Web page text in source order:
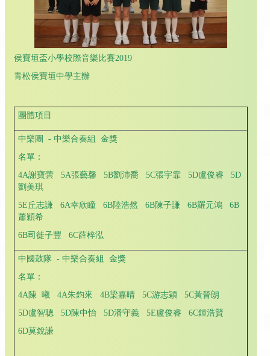
侯寶垣盃小學校際音樂比賽2019
青松侯寶垣中學主辦
團體項目
中樂團 - 中樂合奏組 金獎
名單：
4A謝寶蕓 5A張藝馨 5B劉沛喬 5C張宇霏 5D盧俊睿 5D
劉美琪
5E丘志謙 6A幸欣瞳 6B陸浩然 6B陳子謙 6B羅元鴻 6B
蕭穎希
6B司徙子豐 6C薛梓泓
中國鼓隊 - 中樂合奏組 金獎
名單：
4A陳 曦 4A朱鈞來 4B梁嘉晴 5C游志穎 5C黃晉朗
5D盧智聰 5D陳中怡 5D潘守義 5E盧俊睿 6C鍾浩賢
6D莫銳謙